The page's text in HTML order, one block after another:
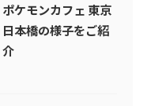
ポケモンカフェ 東京
日本橋の様子をご紹
介